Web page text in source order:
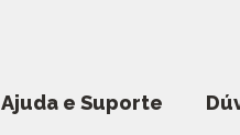
Ajuda e Suporte